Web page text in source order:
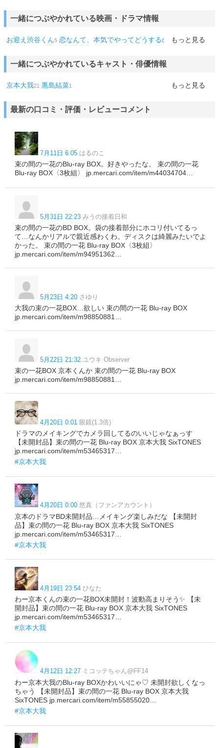
一緒につぶやかれている映画・ドラマ情報
もっと見る
お迎え渋谷くん5 恋なんて、本気でやってどうするの
だが、情熱
ンバMG5 1 1話1 Gメン 1
一緒につぶやかれているキャスト・俳優情報
もっと見る
京本大我21 黒島結菜1
最新の口コミ・評価・レビューコメント
7月11日 6:05 はるのこ
束の間の一花のBlu-ray BOX。好きやったな。 束の間の一花
Blu-ray BOX〈3枚組〉 jp.mercari.com/item/m44034704…
5月31日 22:23 みうの接着日和
束の間の一花のBD BOX。袋の接着部分にホコリ付いてるっ
て…なんかリアルで親近感わくわ。ディスクは綺麗みたいでよ
かった。 束の間の一花 Blu-ray BOX〈3枚組〉
jp.mercari.com/item/m94951362…
5月23日 4:20 さゆり
大我の束の一花BOX…欲しい 束の間の一花 Blu-ray BOX
jp.mercari.com/item/m98850881…
5月22日 21:32 ユウキ Observer
束の一花BOX 京本くんか 束の間の一花 Blu-ray BOX
jp.mercari.com/item/m98850881…
4月20日 0:01 眼鏡(1.3倍)
ドラマのメイキングでカメラ回してるのいいじゃなぁっす
【未開封品】束の間の一花 Blu-ray BOX 京本大我 SixTONES
jp.mercari.com/item/m53465317…
#京本大我
4月20日 0:00 悠真（ファンアカウント）
京本のドラマBD未開封品…メイキング楽しみだな 【未開封
品】束の間の一花 Blu-ray BOX 京本大我 SixTONES
jp.mercari.com/item/m53465317…
#京本大我
4月19日 23:54 ひなた
わー京本くんの束の一花BOX未開封！波動高まりそう✨ 【未
開封品】束の間の一花 Blu-ray BOX 京本大我 SixTONES
jp.mercari.com/item/m53465317…
#京本大我
4月12日 12:27 ミコッテちゃん@FF14
わー京本大我のBlu-ray BOXかわいいにゃ♡ 未開封欲しくなっ
ちゃう 【未開封品】束の間の一花 Blu-ray BOX 京本大我
SixTONES jp.mercari.com/item/m55855020…
#京本大我